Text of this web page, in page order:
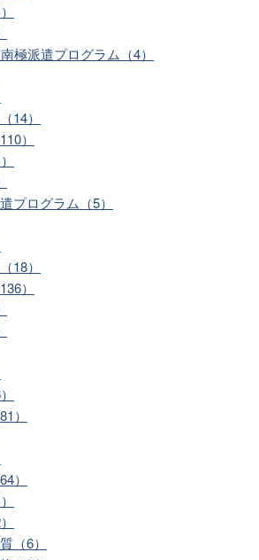
極派遣プログラム（4）
14）
）
プログラム（5）
18）
）
）
）
（6）